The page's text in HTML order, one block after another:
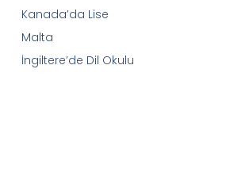
Kanada’da Lise
Malta
İngiltere’de Dil Okulu